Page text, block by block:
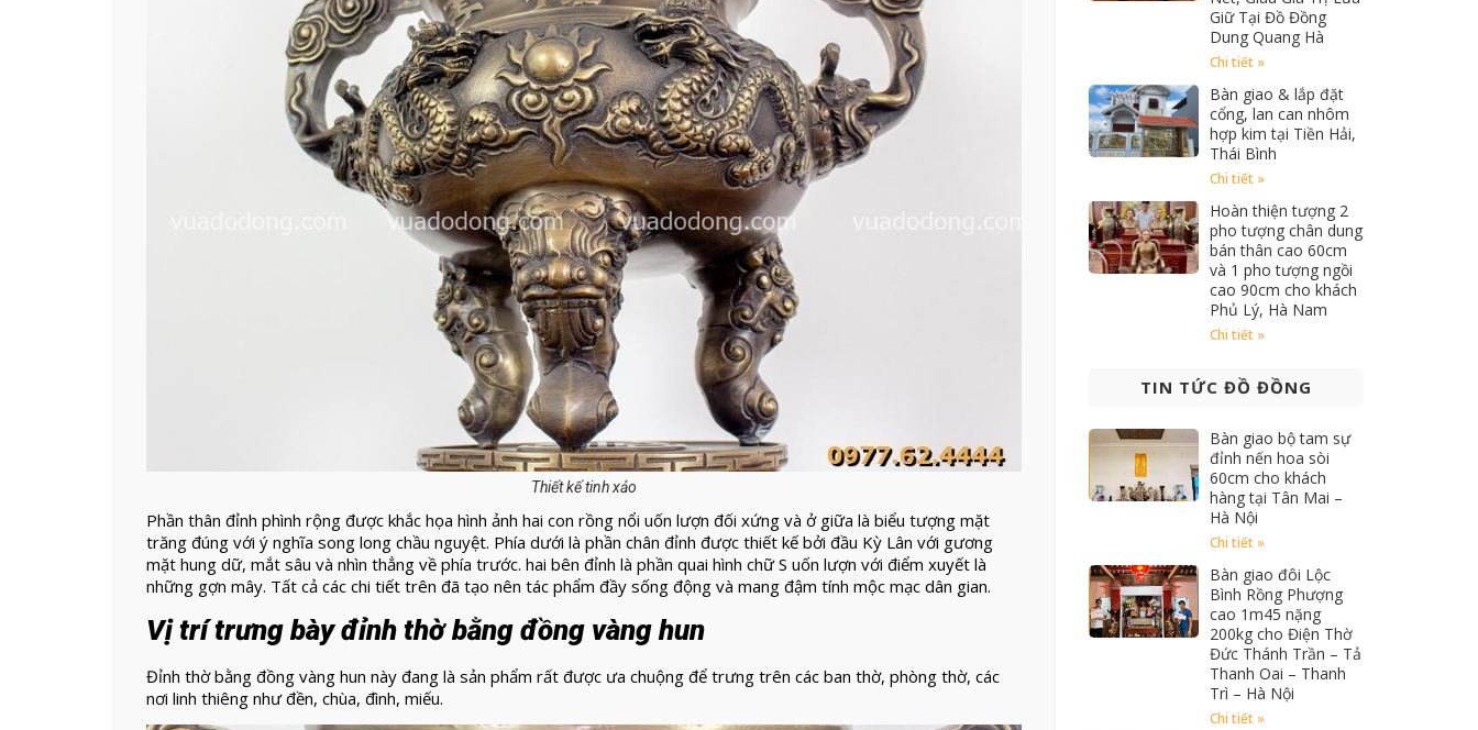
Thiết kế tinh xảo
Phần thân đỉnh phình rộng được khắc họa hình ảnh hai con rồng nổi uốn lượn đối xứng và ở giữa là biểu tượng mặt
trăng đúng với ý nghĩa song long chầu nguyệt. Phía dưới là phần chân đỉnh được thiết kế bởi đầu Kỳ Lân với gương
mặt hung dữ, mắt sâu và nhìn thẳng về phía trước. hai bên đỉnh là phần quai hình chữ S uốn lượn với điểm xuyết là
những gợn mây. Tất cả các chi tiết trên đã tạo nên tác phẩm đầy sống động và mang đậm tính mộc mạc dân gian.
Vị trí trưng bày đỉnh thờ bằng đồng vàng hun
Đỉnh thờ bằng đồng vàng hun này đang là sản phẩm rất được ưa chuộng để trưng trên các ban thờ, phòng thờ, các
nơi linh thiêng như đền, chùa, đình, miếu.
Giữ Tại Đồ Đồng
Dung Quang Hà
Chi tiết »
Bàn giao & lắp đặt
cổng, lan can nhôm
hợp kim tại Tiền Hải,
Thái Bình
Chi tiết »
Hoàn thiện tượng 2
pho tượng chân dung
bán thân cao 60cm
và 1 pho tượng ngồi
cao 90cm cho khách
Phủ Lý, Hà Nam
Chi tiết »
TIN TỨC ĐỒ ĐỒNG
Bàn giao bộ tam sự
đỉnh nến hoa sòi
60cm cho khách
hàng tại Tân Mai –
Hà Nội
Chi tiết »
Bàn giao đôi Lộc
Bình Rồng Phượng
cao 1m45 nặng
200kg cho Điện Thờ
Đức Thánh Trần – Tả
Thanh Oai – Thanh
Trì – Hà Nội
Chi tiết »